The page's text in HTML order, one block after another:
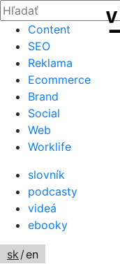
Zatvoriť
Hľadať:
Menu
Content
SEO
Reklama
Ecommerce
Brand
Social
Web
Worklife
slovník
podcasty
videá
ebooky
sk/en